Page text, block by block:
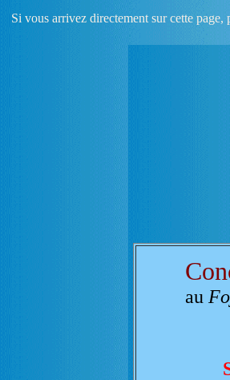
Si vous arrivez directement sur cette
au